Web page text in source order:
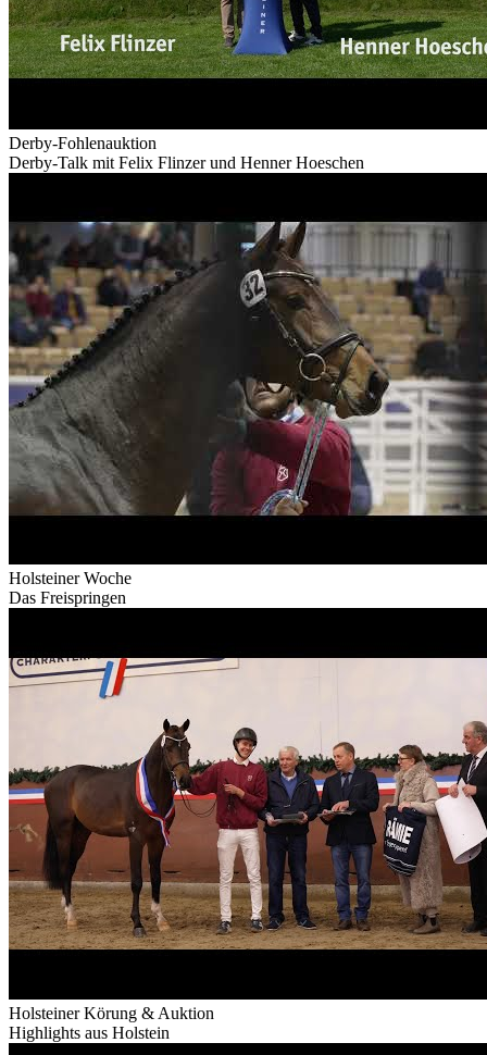
Derby-Fohlenauktion
Derby-Talk mit Felix Flinzer und Henner Hoeschen
Holsteiner Woche
Das Freispringen
Holsteiner Körung & Auktion
Highlights aus Holstein